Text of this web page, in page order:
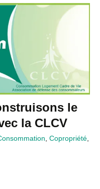
le
la CLCV
, Copropriété,